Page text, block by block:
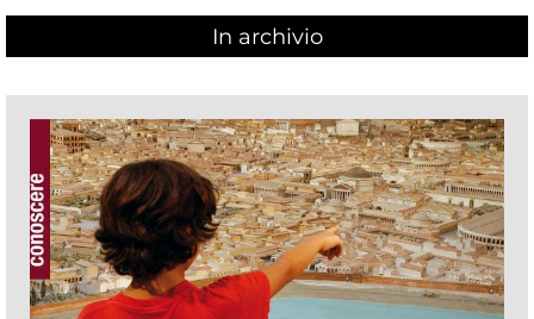
In archivio